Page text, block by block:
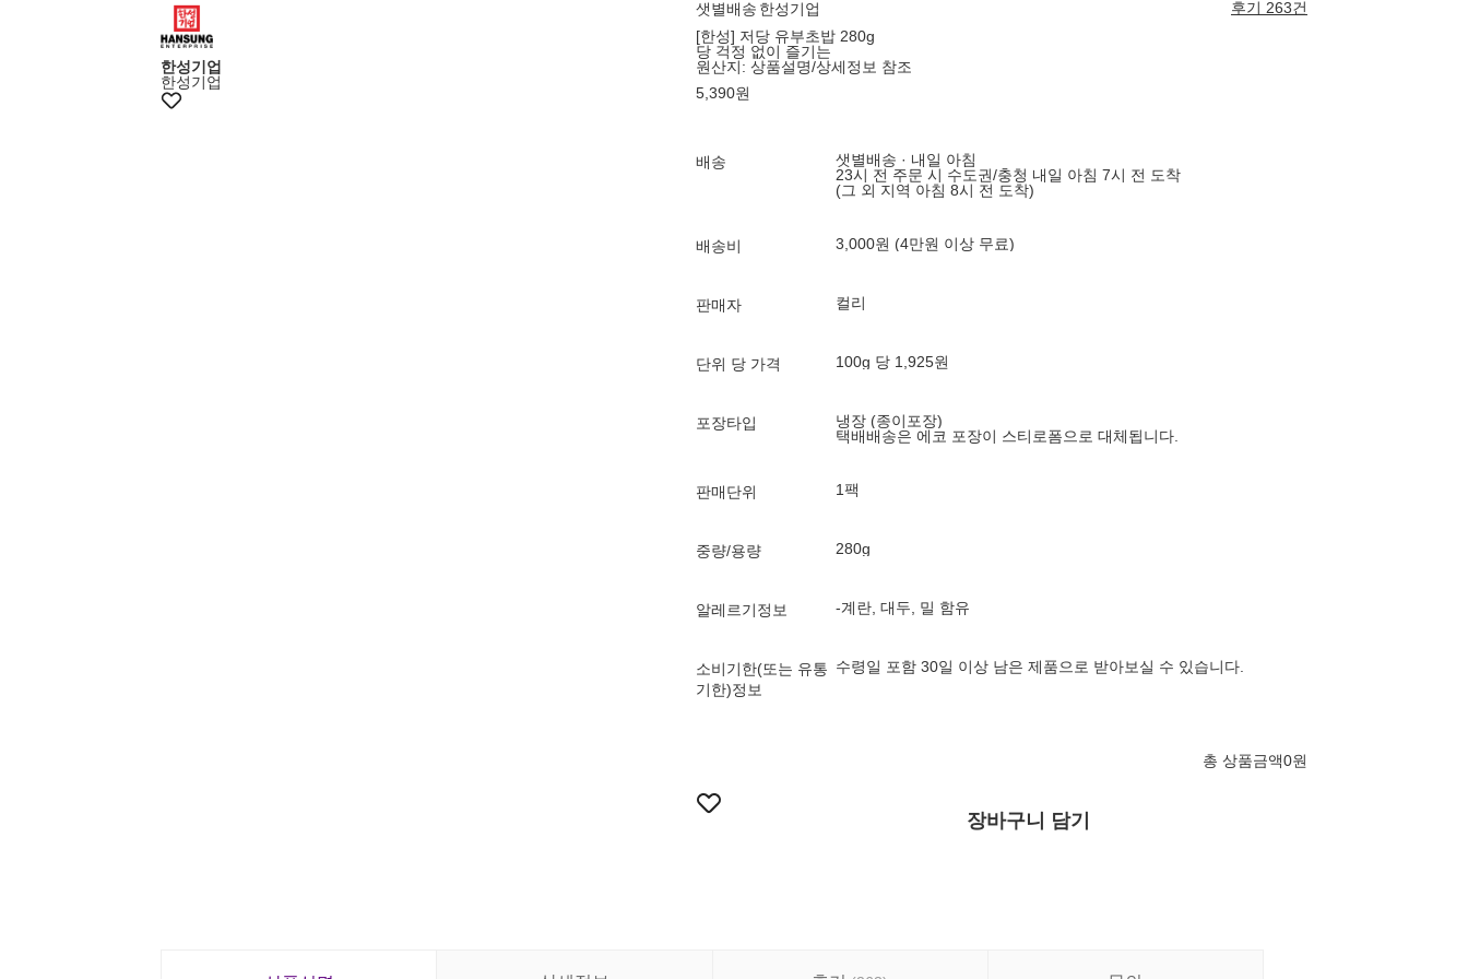
+15%쿠폰
한성기업
한성기업
샛별배송 한성기업
후기 263건
[한성] 저당 유부초밥 280g
당 걱정 없이 즐기는
원산지: 상품설명/상세정보 참조
5,390원
배송
샛별배송 · 내일 아침
23시 전 주문 시 수도권/충청 내일 아침 7시 전 도착
(그 외 지역 아침 8시 전 도착)
배송비 3,000원 (4만원 이상 무료)
판매자 컬리
단위 당 가격 100g 당 1,925원
포장타입
냉장 (종이포장)
택배배송은 에코 포장이 스티로폼으로 대체됩니다.
판매단위 1팩
중량/용량 280g
알레르기정보 -계란, 대두, 밀 함유
소비기한(또는 유통
기한)정보
수령일 포함 30일 이상 남은 제품으로 받아보실 수 있습니다.
총 상품금액0원
장바구니 담기